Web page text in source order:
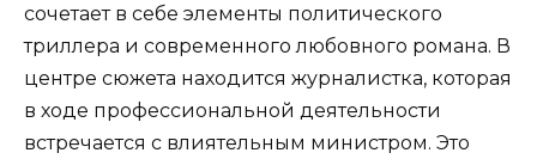
сочетает в себе элементы политического
триллера и современного любовного романа. В
центре сюжета находится журналистка, которая
в ходе профессиональной деятельности
встречается с влиятельным министром. Это